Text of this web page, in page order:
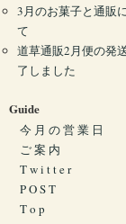
3月のお菓子と通販
て
道草通販2月便の発
了しました
Guide
今 月 の 営 業 日
ご 案 内
T w i t t e r
P O S T
T o p